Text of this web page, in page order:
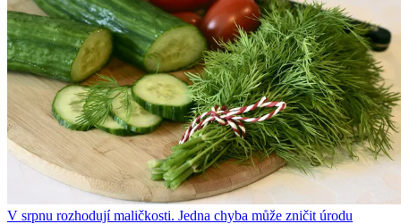
V srpnu rozhodují maličkosti. Jedna chyba může zničit úrodu